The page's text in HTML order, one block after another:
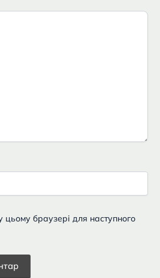
цьому браузері для наступного